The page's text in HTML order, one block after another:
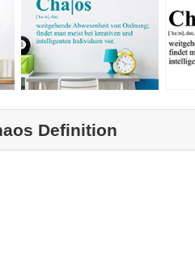
Definition